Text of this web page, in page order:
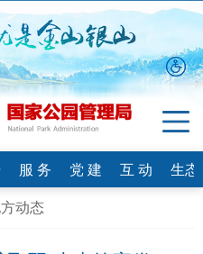
服 务 党 建 互 动
生
动态